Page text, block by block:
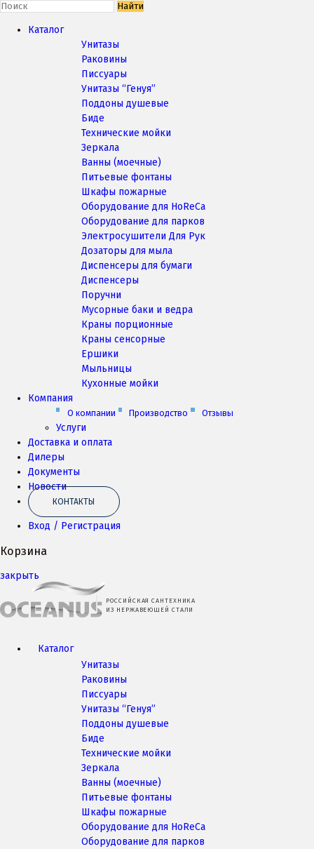
Найти
Каталог
Унитазы
Раковины
Писсуары
Унитазы “Генуя”
Поддоны душевые
Биде
Технические мойки
Зеркала
Ванны (моечные)
Питьевые фонтаны
Шкафы пожарные
Оборудование для HoReCa
Оборудование для парков
Электросушители Для Рук
Дозаторы для мыла
Диспенсеры для бумаги
Диспенсеры
Поручни
Мусорные баки и ведра
Краны порционные
Краны сенсорные
Ершики
Мыльницы
Кухонные мойки
Компания
О компании Производство Отзывы
Услуги
Доставка и оплата
Дилеры
Документы
Новости
КОНТАКТЫ
Вход / Регистрация
Корзина
закрыть
РОССИЙСКАЯ САНТЕХНИКА
ИЗ НЕРЖАВЕЮЩЕЙ СТАЛИ
Каталог
Унитазы
Раковины
Писсуары
Унитазы “Генуя”
Поддоны душевые
Биде
Технические мойки
Зеркала
Ванны (моечные)
Питьевые фонтаны
Шкафы пожарные
Оборудование для HoReCa
Оборудование для парков